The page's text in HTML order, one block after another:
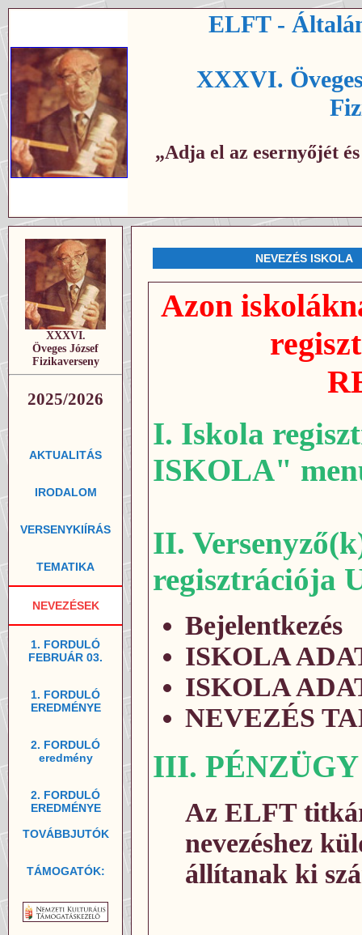
ELFT -
XXXVI.
„Adja el az esernyőjét
XXXVI.
Öveges József
Fizikaverseny
2025/2026
AKTUALITÁS
IRODALOM
VERSENYKIÍRÁS
TEMATIKA
NEVEZÉSEK
1. FORDULÓ
FEBRUÁR 03.
1. FORDULÓ
EREDMÉNYE
2. FORDULÓ
eredmény
2. FORDULÓ
EREDMÉNYE
TOVÁBBJUTÓK
TÁMOGATÓK:
NEVEZÉS ISKOLA
Azon
I. Iskola
ISKOLA"
II.
regisztrációja
Bejelentkezés
ISKOLA
ISKOLA
NEVEZÉS
III. PÉNZÜGY
Az ELFT
nevezéshez
állítanak ki